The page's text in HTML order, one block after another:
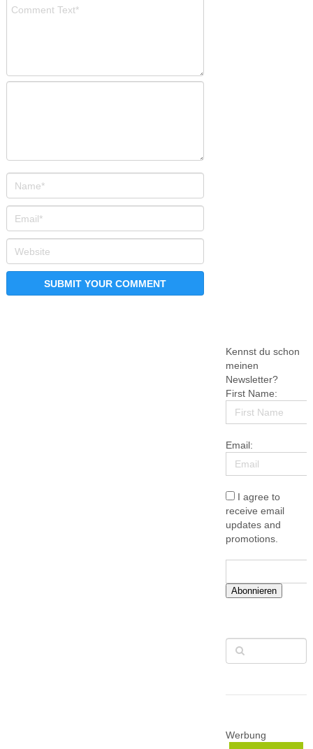
Kennst du schon
meinen
Newsletter?
First Name:
Email:
I agree to
receive email
updates and
promotions.
Abonnieren
Werbung